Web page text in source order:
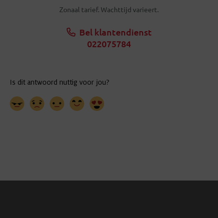
Zonaal tarief. Wachttijd varieert.
Bel klantendienst
022075784